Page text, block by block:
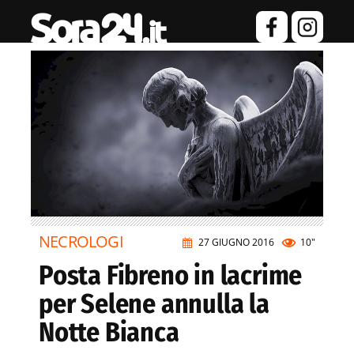
27 GIUGNO 2016 10"
NECROLOGI
Posta Fibreno in lacrime
per Selene annulla la
Notte Bianca